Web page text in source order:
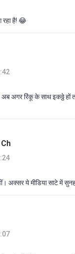
रहा है! 😂
अब अगर रिंकू के साथ इकठ्ठे
अक्सर ये मीडिया साटे में